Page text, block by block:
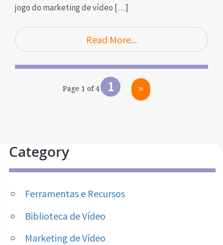
jogo do marketing de vídeo […]
Read More...
Page 1 of 4 1 »
Category
Ferramentas e Recursos
Biblioteca de Vídeo
Marketing de Vídeo